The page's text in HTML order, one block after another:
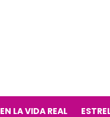
EN LA VIDA REAL